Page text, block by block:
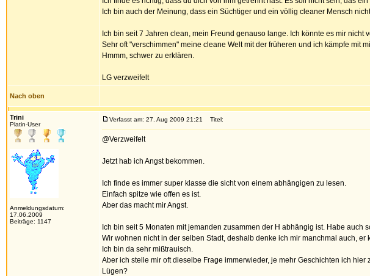
Ich bin auch der Meinung, dass ein Süchtiger und ein völlig cleaner Mensch
Ich bin seit 7 Jahren clean, mein Freund genauso lange. Ich könnte es mir
Sehr oft "verschimmen" meine cleane Welt mit der früheren und ich kämpfe mit
Hmmm, schwer zu erklären.
LG verzweifelt
Nach oben
Trini
Platin-User
Anmeldungsdatum:
17.06.2009
Beiträge: 1147
Verfasst am: 27. Aug 2009 21:21 Titel:
@Verzweifelt
Jetzt hab ich Angst bekommen.
Ich finde es immer super klasse die sicht von einem abhängigen zu lesen.
Einfach spitze wie offen es ist.
Aber das macht mir Angst.
Ich bin seit 5 Monaten mit jemanden zusammen der H abhängig ist. Habe
Wir wohnen nicht in der selben Stadt, deshalb denke ich mir manchmal auch,
Ich bin da sehr mißtrauisch.
Aber ich stelle mir oft dieselbe Frage immerwieder, je mehr Geschichten ich
Lügen?